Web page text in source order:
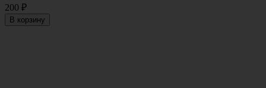
200 ₽
В корзину